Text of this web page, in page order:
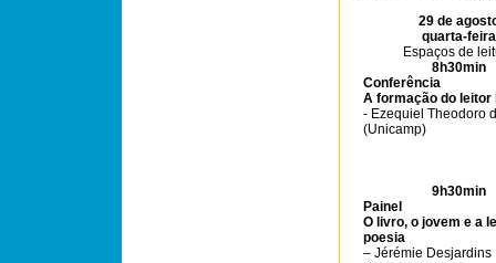
29 de
quarta-feira
Espaços de
8h30min
Conferência
A formação do leitor
- Ezequiel Theodoro
(Unicamp)
9h30min
Painel
O livro, o jovem e a
poesia
– Jérémie Desjardins